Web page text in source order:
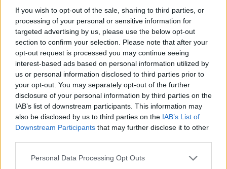
If you wish to opt-out of the sale, sharing to third parties, or
processing of your personal or sensitive information for
targeted advertising by us, please use the below opt-out
section to confirm your selection. Please note that after your
opt-out request is processed you may continue seeing
interest-based ads based on personal information utilized by
us or personal information disclosed to third parties prior to
your opt-out. You may separately opt-out of the further
disclosure of your personal information by third parties on the
IAB’s list of downstream participants. This information may
also be disclosed by us to third parties on the IAB’s List of
Downstream Participants that may further disclose it to other
Please note that this website/app uses one or more Google
Personal Data Processing Opt Outs
legfontosabb túlélési eszköze a nevetés, az irónia, a
hétköznap abszurdjának felismerése. A
performanszban ez a humor is megjelenik, ám
sosem válik gúnyossá. Inkább finom kritikaként
működik – önmaga és a társadalom irányába
egyaránt.
A magassarkú és az üzleti ruha, amelyben a művész
a végén megjelenik, a nőkre nehezedő sokféle
szerepelvárásra utal: hogy egyszerre kell
gondoskodónak, szakszerűnek, humorosnak és
megfelelni vágyónak lenniük.